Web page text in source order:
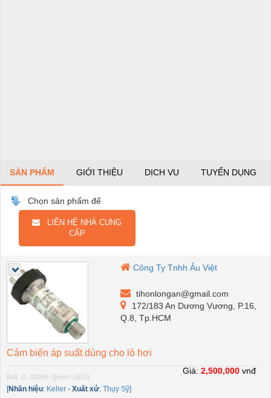
SẢN PHẨM GIỚI THIỆU DỊCH VỤ TUYỂN DỤNG
Chọn sản phẩm để
LIÊN HỆ NHÀ CUNG
CẤP
Công Ty Tnhh Âu Việt
tihonlongan@gmail.com
172/183 An Dương Vương, P.16,
Q.8, Tp.HCM
Cảm biến áp suất dùng cho lò hơi
[Mã: G-32358-7][xem: 1653]
[Nhãn hiệu: Keller - Xuất xứ: Thụy Sỹ]
Giá: 2,500,000 vnđ